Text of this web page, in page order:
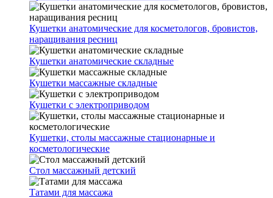
Кушетки анатомические для косметологов, бровистов,
наращивания ресниц
Кушетки анатомические складные
Кушетки массажные складные
Кушетки с электроприводом
Кушетки, столы массажные стационарные и
косметологические
Стол массажный детский
Татами для массажа